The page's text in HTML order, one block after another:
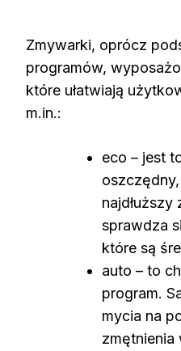
Zmywarki, oprócz
programów,
które ułatwiają
m.in.:
eco – jest
najdłuższy
sprawdza
które są
auto – to
program.
mycia na
zmętnienia